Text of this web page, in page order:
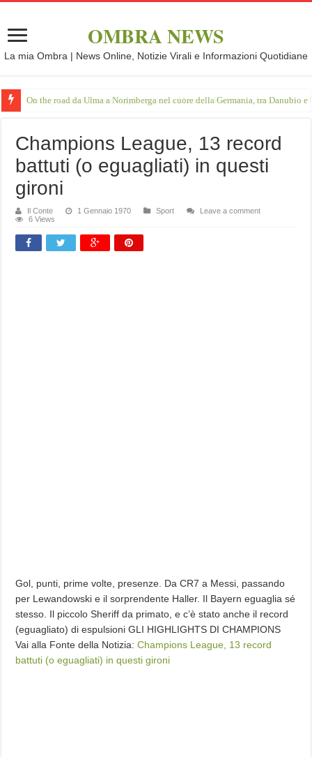
OMBRA NEWS
La mia Ombra | News Online, Notizie Virali e Informazioni Quotidiane
On the road da Ulma a Norimberga nel cuore della Germania, tra Danubio
Champions League, 13 record
battuti (o eguagliati) in questi
gironi
Il Conte 1 Gennaio 1970 Sport
Leave a comment
6 Views
Gol, punti, prime volte, presenze. Da CR7 a Messi, passando
per Lewandowski e il sorprendente Haller. Il Bayern eguaglia sé
stesso. Il piccolo Sheriff da primato, e c’è stato anche il record
(eguagliato) di espulsioni GLI HIGHLIGHTS DI CHAMPIONS
Vai alla Fonte della Notizia:Champions League, 13 record
battuti (o eguagliati) in questi gironi